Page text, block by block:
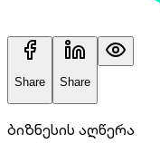
Share Share
ბიზნესის აღწერა